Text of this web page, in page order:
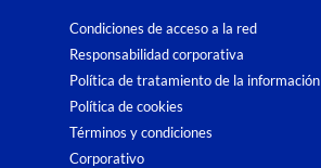
Condiciones de acceso a la red
Responsabilidad corporativa
Política de tratamiento de la información
Política de cookies
Términos y condiciones
Corporativo